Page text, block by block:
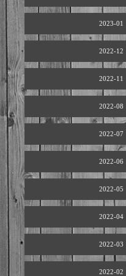
2023-01
2022-12
2022-11
2022-08
2022-07
2022-06
2022-05
2022-04
2022-03
2022-02